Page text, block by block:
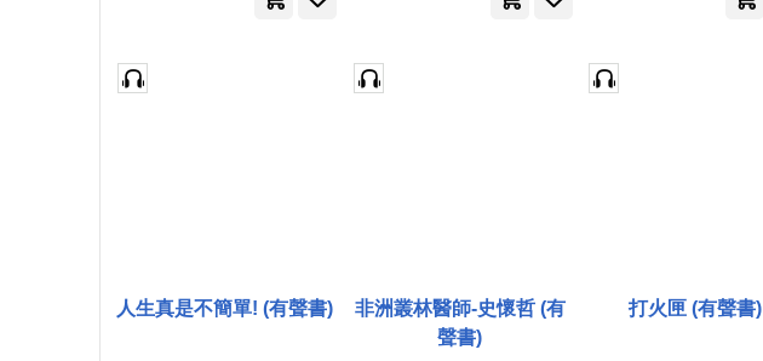
人生真是不簡單! (有聲書)
非洲叢林醫師-史懷哲 (有
聲書)
打火匣 (有聲書)